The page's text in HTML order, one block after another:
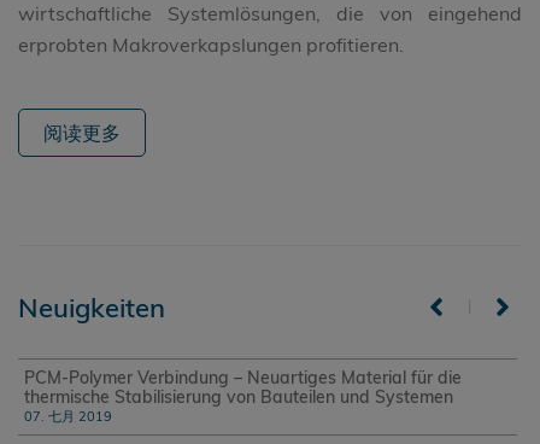
wirtschaftliche Systemlösungen, die von eingehend
erprobten Makroverkapslungen profitieren.
阅读更多
Neuigkeiten
PCM-Polymer Verbindung – Neuartiges Material für die
thermische Stabilisierung von Bauteilen und Systemen
07. 七月 2019